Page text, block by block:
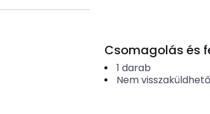
Csomagolás és
1 darab
Nem